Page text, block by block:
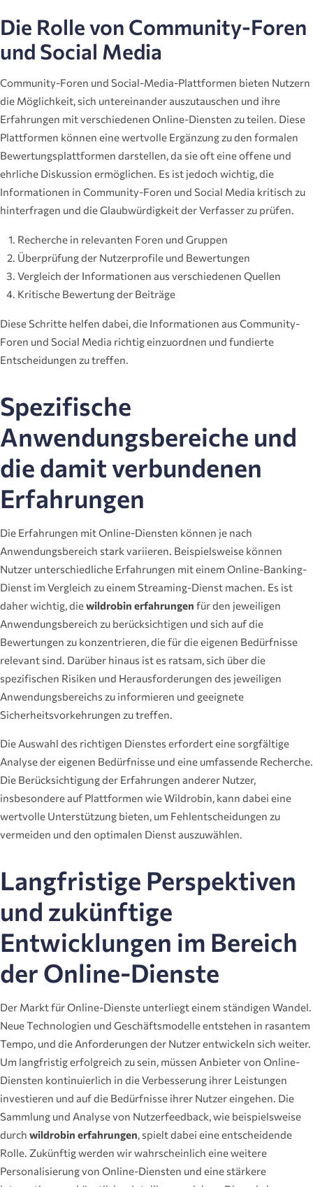
Die Rolle von Community-Foren
und Social Media
Community-Foren und Social-Media-Plattformen bieten Nutzern
die Möglichkeit, sich untereinander auszutauschen und ihre
Erfahrungen mit verschiedenen Online-Diensten zu teilen. Diese
Plattformen können eine wertvolle Ergänzung zu den formalen
Bewertungsplattformen darstellen, da sie oft eine offene und
ehrliche Diskussion ermöglichen. Es ist jedoch wichtig, die
Informationen in Community-Foren und Social Media kritisch zu
hinterfragen und die Glaubwürdigkeit der Verfasser zu prüfen.
Recherche in relevanten Foren und Gruppen
Überprüfung der Nutzerprofile und Bewertungen
Vergleich der Informationen aus verschiedenen Quellen
Kritische Bewertung der Beiträge
Diese Schritte helfen dabei, die Informationen aus Community-
Foren und Social Media richtig einzuordnen und fundierte
Entscheidungen zu treffen.
Spezifische
Anwendungsbereiche und
die damit verbundenen
Erfahrungen
Die Erfahrungen mit Online-Diensten können je nach
Anwendungsbereich stark variieren. Beispielsweise können
Nutzer unterschiedliche Erfahrungen mit einem Online-Banking-
Dienst im Vergleich zu einem Streaming-Dienst machen. Es ist
daher wichtig, diewildrobin erfahrungen für den jeweiligen
Anwendungsbereich zu berücksichtigen und sich auf die
Bewertungen zu konzentrieren, die für die eigenen Bedürfnisse
relevant sind. Darüber hinaus ist es ratsam, sich über die
spezifischen Risiken und Herausforderungen des jeweiligen
Anwendungsbereichs zu informieren und geeignete
Sicherheitsvorkehrungen zu treffen.
Die Auswahl des richtigen Dienstes erfordert eine sorgfältige
Analyse der eigenen Bedürfnisse und eine umfassende Recherche.
Die Berücksichtigung der Erfahrungen anderer Nutzer,
insbesondere auf Plattformen wie Wildrobin, kann dabei eine
wertvolle Unterstützung bieten, um Fehlentscheidungen zu
vermeiden und den optimalen Dienst auszuwählen.
Langfristige Perspektiven
und zukünftige
Entwicklungen im Bereich
der Online-Dienste
Der Markt für Online-Dienste unterliegt einem ständigen Wandel.
Neue Technologien und Geschäftsmodelle entstehen in rasantem
Tempo, und die Anforderungen der Nutzer entwickeln sich weiter.
Um langfristig erfolgreich zu sein, müssen Anbieter von Online-
Diensten kontinuierlich in die Verbesserung ihrer Leistungen
investieren und auf die Bedürfnisse ihrer Nutzer eingehen. Die
Sammlung und Analyse von Nutzerfeedback, wie beispielsweise
durch wildrobin erfahrungen, spielt dabei eine entscheidende
Rolle. Zukünftig werden wir wahrscheinlich eine weitere
Personalisierung von Online-Diensten und eine stärkere